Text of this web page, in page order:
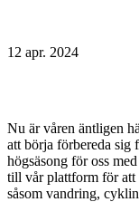
12 apr. 2024
Nu är våren äntligen
att börja förbereda sig
högsäsong för oss
till vår plattform för att
såsom vandring,